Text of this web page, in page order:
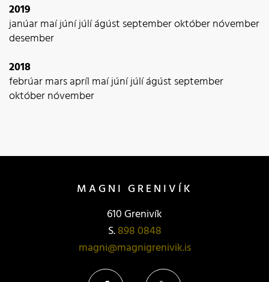
2019
janúarmaíjúníjúlíágúst septemberoktóbernóvember
desember
2018
febrúarmarsapríl maíjúníjúlíágúst september
októbernóvember
MAGNI GRENIVÍK
610 Grenivík
S.898 0848
magni@magnigrenivik.is